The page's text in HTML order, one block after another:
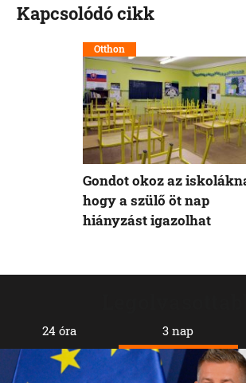
24 óra 3 nap
Kapcsolódó cikk
Otthon
Gondot okoz az
hogy a szülő öt nap
hiányzást igazolhat